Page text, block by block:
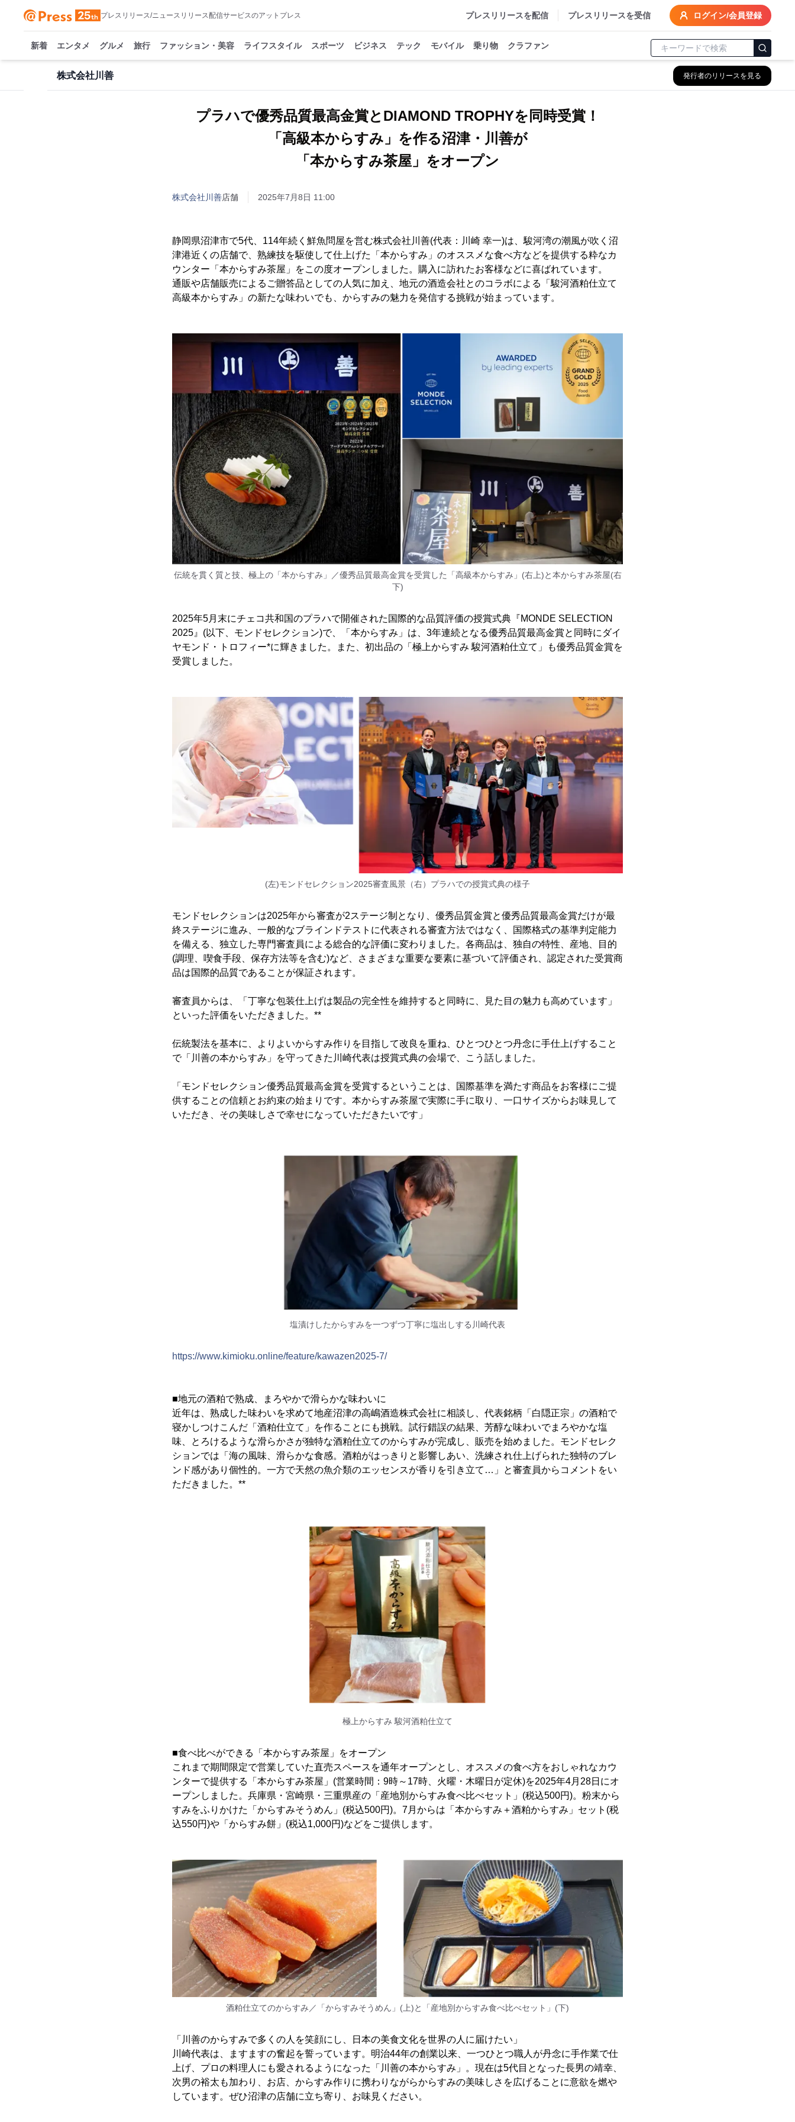
プレスリリース/ニュースリリース配信サービスのアットプレス プレスリリースを配信 プレスリリースを受信 ログイン/会員登録
新着 エンタメ グルメ 旅行 ファッション・美容 ライフスタイル スポーツ ビジネス テック モバイル 乗り物 クラファン
株式会社川善 発行者のリリースを見る
プラハで優秀品質最高金賞とDIAMOND TROPHYを同時受賞！
「高級本からすみ」を作る沼津・川善が
「本からすみ茶屋」をオープン
株式会社川善店舗 2025年7月8日 11:00
静岡県沼津市で5代、114年続く鮮魚問屋を営む株式会社川善(代表：川崎 幸一)は、駿河湾の潮風が吹く沼
津港近くの店舗で、熟練技を駆使して仕上げた「本からすみ」のオススメな食べ方などを提供する粋なカ
ウンター「本からすみ茶屋」をこの度オープンしました。購入に訪れたお客様などに喜ばれています。
通販や店舗販売によるご贈答品としての人気に加え、地元の酒造会社とのコラボによる「駿河酒粕仕立て
高級本からすみ」の新たな味わいでも、からすみの魅力を発信する挑戦が始まっています。
伝統を貫く質と技、極上の「本からすみ」／優秀品質最高金賞を受賞した「高級本からすみ」(右上)と本からすみ茶屋(右
下)
2025年5月末にチェコ共和国のプラハで開催された国際的な品質評価の授賞式典『MONDE SELECTION
2025』(以下、モンドセレクション)で、「本からすみ」は、3年連続となる優秀品質最高金賞と同時にダイ
ヤモンド・トロフィー*に輝きました。また、初出品の「極上からすみ 駿河酒粕仕立て」も優秀品質金賞を
受賞しました。
(左)モンドセレクション2025審査風景（右）プラハでの授賞式典の様子
モンドセレクションは2025年から審査が2ステージ制となり、優秀品質金賞と優秀品質最高金賞だけが最
終ステージに進み、一般的なブラインドテストに代表される審査方法ではなく、国際格式の基準判定能力
を備える、独立した専門審査員による総合的な評価に変わりました。各商品は、独自の特性、産地、目的
(調理、喫食手段、保存方法等を含む)など、さまざまな重要な要素に基づいて評価され、認定された受賞商
品は国際的品質であることが保証されます。
審査員からは、「丁寧な包装仕上げは製品の完全性を維持すると同時に、見た目の魅力も高めています」
といった評価をいただきました。**
伝統製法を基本に、よりよいからすみ作りを目指して改良を重ね、ひとつひとつ丹念に手仕上げすること
で「川善の本からすみ」を守ってきた川崎代表は授賞式典の会場で、こう話しました。
「モンドセレクション優秀品質最高金賞を受賞するということは、国際基準を満たす商品をお客様にご提
供することの信頼とお約束の始まりです。本からすみ茶屋で実際に手に取り、一口サイズからお味見して
いただき、その美味しさで幸せになっていただきたいです」
塩漬けしたからすみを一つずつ丁寧に塩出しする川崎代表
https://www.kimioku.online/feature/kawazen2025-7/
■地元の酒粕で熟成、まろやかで滑らかな味わいに
近年は、熟成した味わいを求めて地産沼津の高嶋酒造株式会社に相談し、代表銘柄「白隠正宗」の酒粕で
寝かしつけこんだ「酒粕仕立て」を作ることにも挑戦。試行錯誤の結果、芳醇な味わいでまろやかな塩
味、とろけるような滑らかさが独特な酒粕仕立てのからすみが完成し、販売を始めました。モンドセレク
ションでは「海の風味、滑らかな食感。酒粕がはっきりと影響しあい、洗練され仕上げられた独特のブレ
ンド感があり個性的。一方で天然の魚介類のエッセンスが香りを引き立て…」と審査員からコメントをい
ただきました。**
極上からすみ 駿河酒粕仕立て
■食べ比べができる「本からすみ茶屋」をオープン
これまで期間限定で営業していた直売スペースを通年オープンとし、オススメの食べ方をおしゃれなカウ
ンターで提供する「本からすみ茶屋」(営業時間：9時～17時、火曜・木曜日が定休)を2025年4月28日にオ
ープンしました。兵庫県・宮崎県・三重県産の「産地別からすみ食べ比べセット」(税込500円)。粉末から
すみをふりかけた「からすみそうめん」(税込500円)。7月からは「本からすみ＋酒粕からすみ」セット(税
込550円)や「からすみ餅」(税込1,000円)などをご提供します。
酒粕仕立てのからすみ／「からすみそうめん」(上)と「産地別からすみ食べ比べセット」(下)
「川善のからすみで多くの人を笑顔にし、日本の美食文化を世界の人に届けたい」
川崎代表は、ますますの奮起を誓っています。明治44年の創業以来、一つひとつ職人が丹念に手作業で仕
上げ、プロの料理人にも愛されるようになった「川善の本からすみ」。現在は5代目となった長男の靖幸、
次男の裕太も加わり、お店、からすみ作りに携わりながらからすみの美味しさを広げることに意欲を燃や
しています。ぜひ沼津の店舗に立ち寄り、お味見ください。